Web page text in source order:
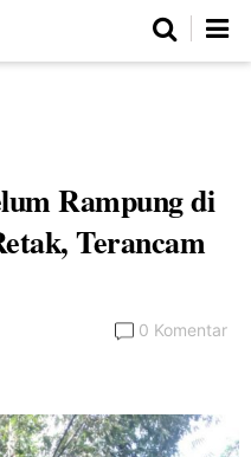
Rampung di
Terancam
0 Komentar